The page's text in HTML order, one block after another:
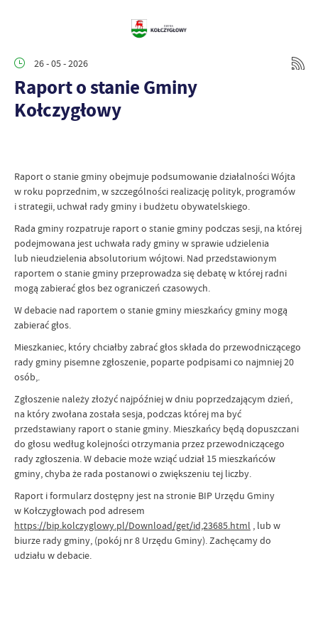
26 - 05 - 2026
Raport o stanie Gminy
Kołczygłowy
Raport o stanie gminy obejmuje podsumowanie działalności Wójta
w roku poprzednim, w szczególności realizację polityk, programów
i strategii, uchwał rady gminy i budżetu obywatelskiego.
Rada gminy rozpatruje raport o stanie gminy podczas sesji, na której
podejmowana jest uchwała rady gminy w sprawie udzielenia
lub nieudzielenia absolutorium wójtowi. Nad przedstawionym
raportem o stanie gminy przeprowadza się debatę w której radni
mogą zabierać głos bez ograniczeń czasowych.
W debacie nad raportem o stanie gminy mieszkańcy gminy mogą
zabierać głos.
Mieszkaniec, który chciałby zabrać głos składa do przewodniczącego
rady gminy pisemne zgłoszenie, poparte podpisami co najmniej 20
osób,.
Zgłoszenie należy złożyć najpóźniej w dniu poprzedzającym dzień,
na który zwołana została sesja, podczas której ma być
przedstawiany raport o stanie gminy. Mieszkańcy będą dopuszczani
do głosu według kolejności otrzymania przez przewodniczącego
rady zgłoszenia. W debacie może wziąć udział 15 mieszkańców
gminy, chyba że rada postanowi o zwiększeniu tej liczby.
Raport i formularz dostępny jest na stronie BIP Urzędu Gminy
w Kołczygłowach pod adresem
https://bip.kolczyglowy.pl/Download/get/id,23685.html , lub w
biurze rady gminy, (pokój nr 8 Urzędu Gminy). Zachęcamy do
udziału w debacie.